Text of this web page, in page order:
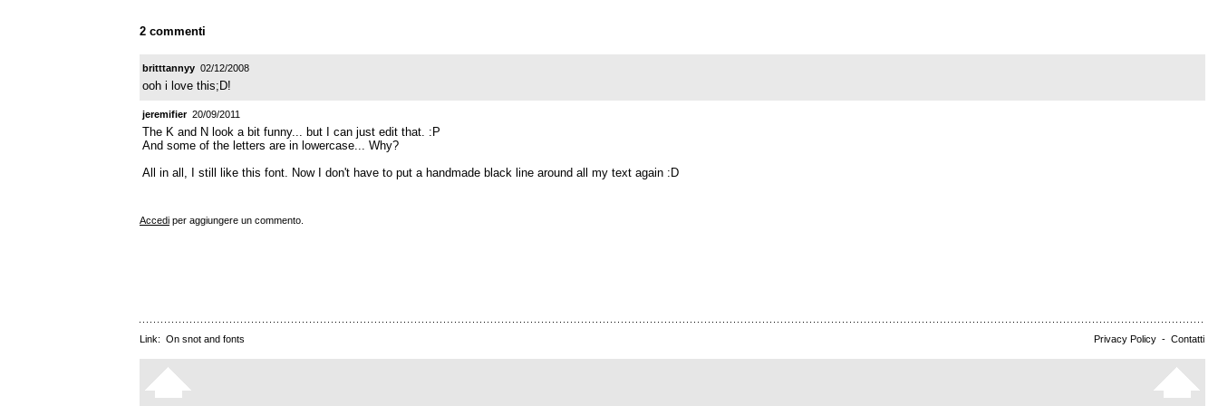
2 commenti
britttannyy 02/12/2008
ooh i love this;D!
jeremifier 20/09/2011
The K and N look a bit funny... but I can just edit that. :P
And some of the letters are in lowercase... Why?
All in all, I still like this font. Now I don't have to put a handmade black line around all my text again :D
Accedi per aggiungere un commento.
Privacy Policy - Contatti
Link: On snot and fonts